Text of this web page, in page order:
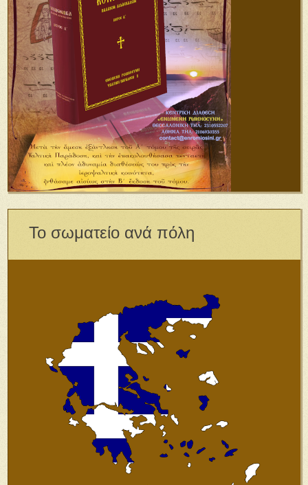
Το σωματείο ανά πόλη